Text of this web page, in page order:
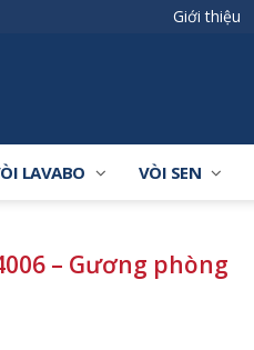
Giới thiệu
LAVABO VÒI SEN
– Gương phòng